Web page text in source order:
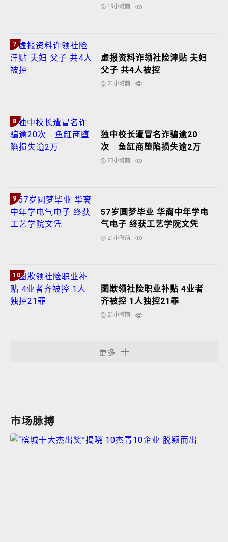
19小时前
7
虚报资料诈领社险津贴 夫妇
父子 共4人被控
21小时前
8
独中校长遭冒名诈骗逾20
次 鱼缸商堕陷损失逾2万
23小时前
9
57岁圆梦毕业 华裔中年学电
气电子 终获工艺学院文凭
21小时前
10
图欺领社险职业补贴 4业者
齐被控 1人独控21罪
21小时前
更多
市场脉搏